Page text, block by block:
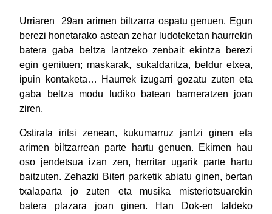
Urriaren 29an arimen biltzarra ospatu genuen. Egun
berezi honetarako astean zehar ludoteketan haurrekin
batera gaba beltza lantzeko zenbait ekintza berezi
egin genituen; maskarak, sukaldaritza, beldur etxea,
ipuin kontaketa… Haurrek izugarri gozatu zuten eta
gaba beltza modu ludiko batean barneratzen joan
ziren.
Ostirala iritsi zenean, kukumarruz jantzi ginen eta
arimen biltzarrean parte hartu genuen. Ekimen hau
oso jendetsua izan zen, herritar ugarik parte hartu
baitzuten. Zehazki Biteri parketik abiatu ginen, bertan
txalaparta jo zuten eta musika misteriotsuarekin
batera plazara joan ginen. Han Dok-en taldeko